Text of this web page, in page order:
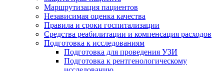
Маршрутизация пациентов
Независимая оценка качества
Правила и сроки госпитализации
Средства реабилитации и компенсация расходов
Подготовка к исследованиям
Подготовка для проведения УЗИ
Подготовка к рентгенологическому